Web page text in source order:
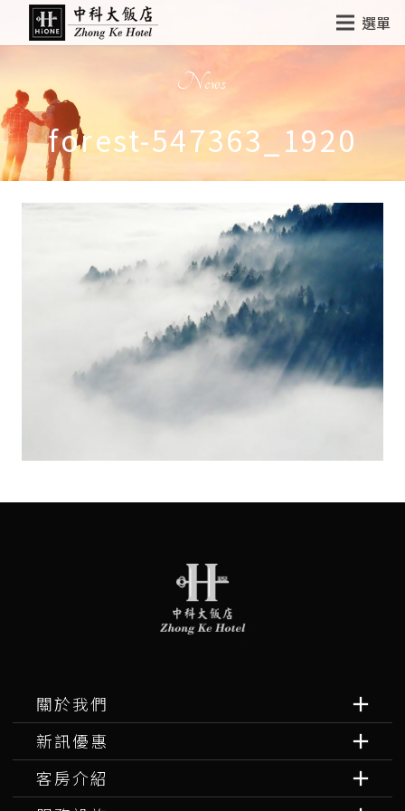
選單
News
forest-547363_1920
關於我們
新訊優惠
客房介紹